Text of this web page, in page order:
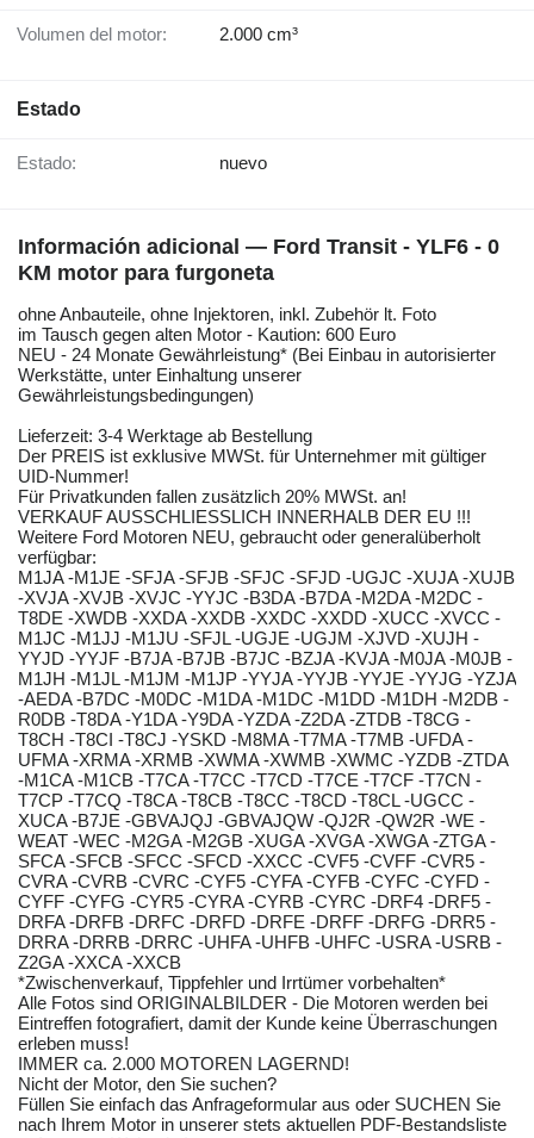
Volumen del motor: 2.000 cm³
Estado
Estado: nuevo
Información adicional — Ford Transit - YLF6 - 0
KM motor para furgoneta
ohne Anbauteile, ohne Injektoren, inkl. Zubehör lt. Foto
im Tausch gegen alten Motor - Kaution: 600 Euro
NEU - 24 Monate Gewährleistung* (Bei Einbau in autorisierter
Werkstätte, unter Einhaltung unserer
Gewährleistungsbedingungen)
Lieferzeit: 3-4 Werktage ab Bestellung
Der PREIS ist exklusive MWSt. für Unternehmer mit gültiger
UID-Nummer!
Für Privatkunden fallen zusätzlich 20% MWSt. an!
VERKAUF AUSSCHLIESSLICH INNERHALB DER EU !!!
Weitere Ford Motoren NEU, gebraucht oder generalüberholt
verfügbar:
M1JA -M1JE -SFJA -SFJB -SFJC -SFJD -UGJC -XUJA -XUJB
-XVJA -XVJB -XVJC -YYJC -B3DA -B7DA -M2DA -M2DC -
T8DE -XWDB -XXDA -XXDB -XXDC -XXDD -XUCC -XVCC -
M1JC -M1JJ -M1JU -SFJL -UGJE -UGJM -XJVD -XUJH -
YYJD -YYJF -B7JA -B7JB -B7JC -BZJA -KVJA -M0JA -M0JB -
M1JH -M1JL -M1JM -M1JP -YYJA -YYJB -YYJE -YYJG -YZJA
-AEDA -B7DC -M0DC -M1DA -M1DC -M1DD -M1DH -M2DB -
R0DB -T8DA -Y1DA -Y9DA -YZDA -Z2DA -ZTDB -T8CG -
T8CH -T8CI -T8CJ -YSKD -M8MA -T7MA -T7MB -UFDA -
UFMA -XRMA -XRMB -XWMA -XWMB -XWMC -YZDB -ZTDA
-M1CA -M1CB -T7CA -T7CC -T7CD -T7CE -T7CF -T7CN -
T7CP -T7CQ -T8CA -T8CB -T8CC -T8CD -T8CL -UGCC -
XUCA -B7JE -GBVAJQJ -GBVAJQW -QJ2R -QW2R -WE -
WEAT -WEC -M2GA -M2GB -XUGA -XVGA -XWGA -ZTGA -
SFCA -SFCB -SFCC -SFCD -XXCC -CVF5 -CVFF -CVR5 -
CVRA -CVRB -CVRC -CYF5 -CYFA -CYFB -CYFC -CYFD -
CYFF -CYFG -CYR5 -CYRA -CYRB -CYRC -DRF4 -DRF5 -
DRFA -DRFB -DRFC -DRFD -DRFE -DRFF -DRFG -DRR5 -
DRRA -DRRB -DRRC -UHFA -UHFB -UHFC -USRA -USRB -
Z2GA -XXCA -XXCB
*Zwischenverkauf, Tippfehler und Irrtümer vorbehalten*
Alle Fotos sind ORIGINALBILDER - Die Motoren werden bei
Eintreffen fotografiert, damit der Kunde keine Überraschungen
erleben muss!
IMMER ca. 2.000 MOTOREN LAGERND!
Nicht der Motor, den Sie suchen?
Füllen Sie einfach das Anfrageformular aus oder SUCHEN Sie
nach Ihrem Motor in unserer stets aktuellen PDF-Bestandsliste